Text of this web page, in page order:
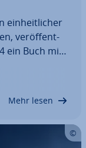
ein­heit­li­cher
ver­öf­fent­
ein Buch mit
Mehr lesen